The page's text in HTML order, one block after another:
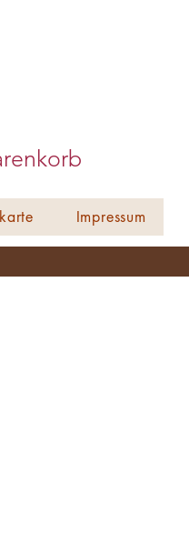
Impressum